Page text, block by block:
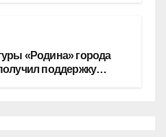
«Родина» города
поддержку